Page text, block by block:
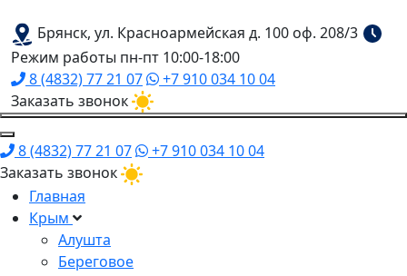
Брянск, ул. Красноармейская д. 100 оф. 208/3
Режим работы пн-пт 10:00-18:00
8 (4832) 77 21 07
+7 910 034 10 04
Заказать звонок
8 (4832) 77 21 07
+7 910 034 10 04
Заказать звонок
Главная
Крым
Алушта
Береговое